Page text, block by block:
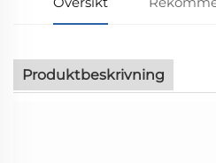
Produktbeskrivning